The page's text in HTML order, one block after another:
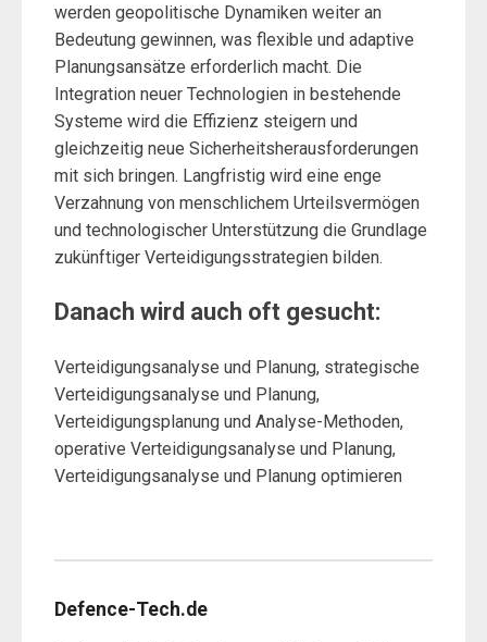
werden geopolitische Dynamiken weiter an
Bedeutung gewinnen, was flexible und adaptive
Planungsansätze erforderlich macht. Die
Integration neuer Technologien in bestehende
Systeme wird die Effizienz steigern und
gleichzeitig neue Sicherheitsherausforderungen
mit sich bringen. Langfristig wird eine enge
Verzahnung von menschlichem Urteilsvermögen
und technologischer Unterstützung die Grundlage
zukünftiger Verteidigungsstrategien bilden.
Danach wird auch oft gesucht:
Verteidigungsanalyse und Planung, strategische
Verteidigungsanalyse und Planung,
Verteidigungsplanung und Analyse-Methoden,
operative Verteidigungsanalyse und Planung,
Verteidigungsanalyse und Planung optimieren
Defence-Tech.de